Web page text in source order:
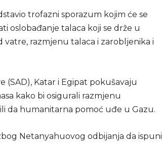
trofazni sporazum kojim će se
oslobađanje talaca koji se drže u
razmjenu talaca i zarobljenika i
(SAD), Katar i Egipat pokušavaju
kako bi osigurali razmjenu
da humanitarna pomoć uđe u Gazu.
Netanyahuovog odbijanja da ispuni